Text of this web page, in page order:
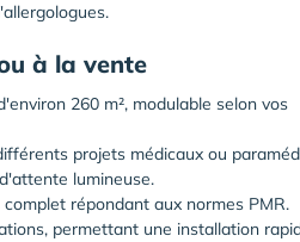
à la vente
260 m², modulable selon vos
projets médicaux ou
lumineuse.
répondant aux normes PMR.
permettant une installation